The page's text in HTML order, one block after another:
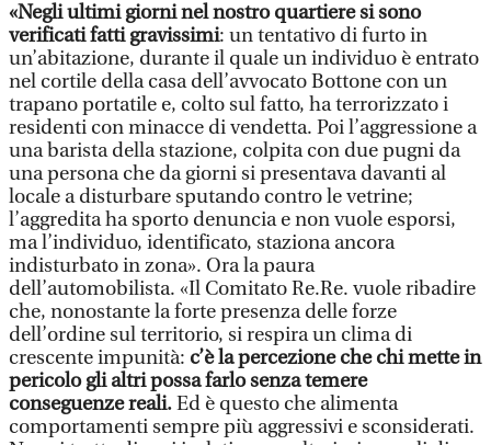
«Negli ultimi giorni nel nostro quartiere si sono
verificati fatti gravissimi: un tentativo di furto in
un’abitazione, durante il quale un individuo è entrato
nel cortile della casa dell’avvocato Bottone con un
trapano portatile e, colto sul fatto, ha terrorizzato i
residenti con minacce di vendetta. Poi l’aggressione a
una barista della stazione, colpita con due pugni da
una persona che da giorni si presentava davanti al
locale a disturbare sputando contro le vetrine;
l’aggredita ha sporto denuncia e non vuole esporsi,
ma l’individuo, identificato, staziona ancora
indisturbato in zona». Ora la paura
dell’automobilista. «Il Comitato Re.Re. vuole ribadire
che, nonostante la forte presenza delle forze
dell’ordine sul territorio, si respira un clima di
crescente impunità: c’è la percezione che chi mette in
pericolo gli altri possa farlo senza temere
conseguenze reali.Ed è questo che alimenta
comportamenti sempre più aggressivi e sconsiderati.